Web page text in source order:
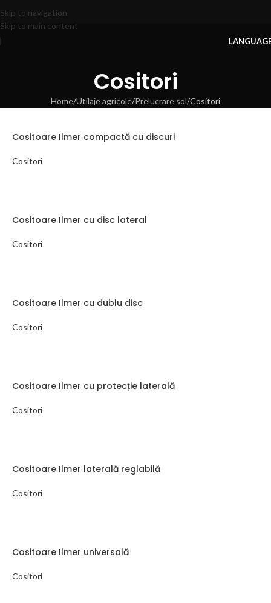
Skip to navigation
Skip to main content
Cositori
Home Utilaje agricole Prelucrare sol Cositori
Cositoare Ilmer compactă cu discuri
Cositori
Cositoare Ilmer cu disc lateral
Cositori
Cositoare Ilmer cu dublu disc
Cositori
Cositoare Ilmer cu protecție laterală
Cositori
Cositoare Ilmer laterală reglabilă
Cositori
Cositoare Ilmer universală
Cositori